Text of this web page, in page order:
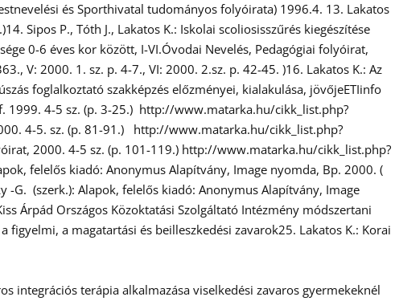
és Sporthivatal tudományos folyóirata) 1996.4. 13. Lakatos
Sipos P., Tóth J., Lakatos K.: Iskolai scoliosisszűrés kiegészítése
0-6 éves kor között, I-VI.Óvodai Nevelés, Pedagógiai folyóirat,
V: 2000. 1. sz. p. 4-7., VI: 2000. 2.sz. p. 42-45. )16. Lakatos K.: Az
foglalkoztató szakképzés előzményei, kialakulása, jövőjeETIinfo
1999. 4-5 sz. (p. 3-25.) http://www.matarka.hu/cikk_list.php?
4-5. sz. (p. 81-91.) http://www.matarka.hu/cikk_list.php?
2000. 4-5 sz. (p. 101-119.) http://www.matarka.hu/cikk_list.php?
felelős kiadó: Anonymus Alapítvány, Image nyomda, Bp. 2000. (
-G. (szerk.): Alapok, felelős kiadó: Anonymus Alapítvány, Image
Árpád Országos Közoktatási Szolgáltató Intézmény módszertani
a magatartási és beilleszkedési zavarok25. Lakatos K.: Korai
integrációs terápia alkalmazása viselkedési zavaros gyermekeknél